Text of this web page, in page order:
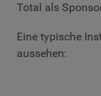
Total als
Eine typische
aussehen: